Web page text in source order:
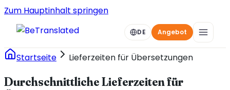
Zum Hauptinhalt springen
DE Angebot
Startseite Lieferzeiten für Übersetzungen
Durchschnittliche Lieferzeiten für